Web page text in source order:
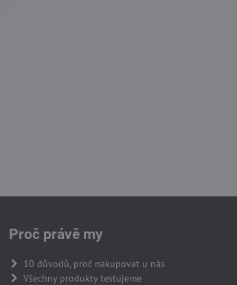
Proč právě my
10 důvodů, proč nakupovat u nás
Všechny produkty testujeme